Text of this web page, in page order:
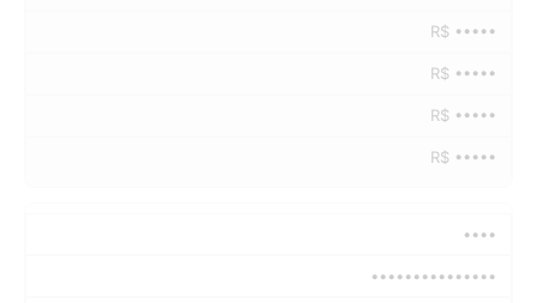
R$ •••••
R$ •••••
R$ •••••
R$ •••••
••••
•••••••••••••••